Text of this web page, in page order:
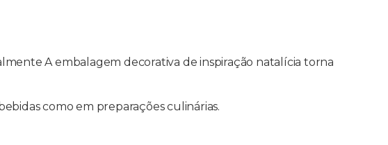
A embalagem decorativa de inspiração natalícia torna
como em preparações culinárias.